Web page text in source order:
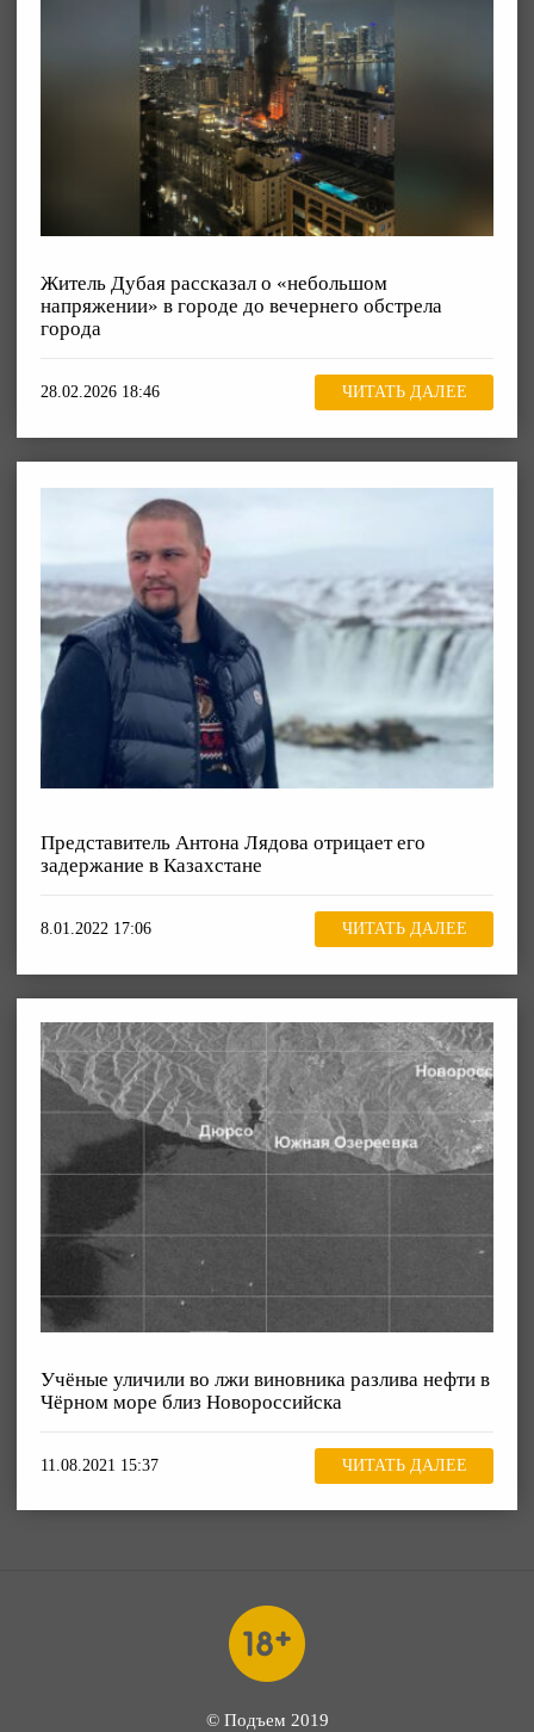
Житель Дубая рассказал о «небольшом
напряжении» в городе до вечернего обстрела
города
28.02.2026 18:46 ЧИТАТЬ ДАЛЕЕ
Представитель Антона Лядова отрицает его
задержание в Казахстане
8.01.2022 17:06 ЧИТАТЬ ДАЛЕЕ
Учёные уличили во лжи виновника разлива нефти в
Чёрном море близ Новороссийска
11.08.2021 15:37 ЧИТАТЬ ДАЛЕЕ
© Подъем 2019